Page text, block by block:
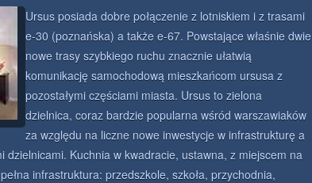
Ursus posiada dobre połączenie z lotniskiem i z trasami
e-30 (poznańska) a także e-67. Powstające właśnie dwie
nowe trasy szybkiego ruchu znacznie ułatwią
komunikację samochodową mieszkańcom ursusa z
pozostałymi częściami miasta. Ursus to zielona
dzielnica, coraz bardzie popularna wśród warszawiaków
za względu na liczne nowe inwestycje w infrastrukturę a
dzielnicami. Kuchnia w kwadracie, ustawna, z miejscem na
infrastruktura: przedszkole, szkoła, przychodnia,